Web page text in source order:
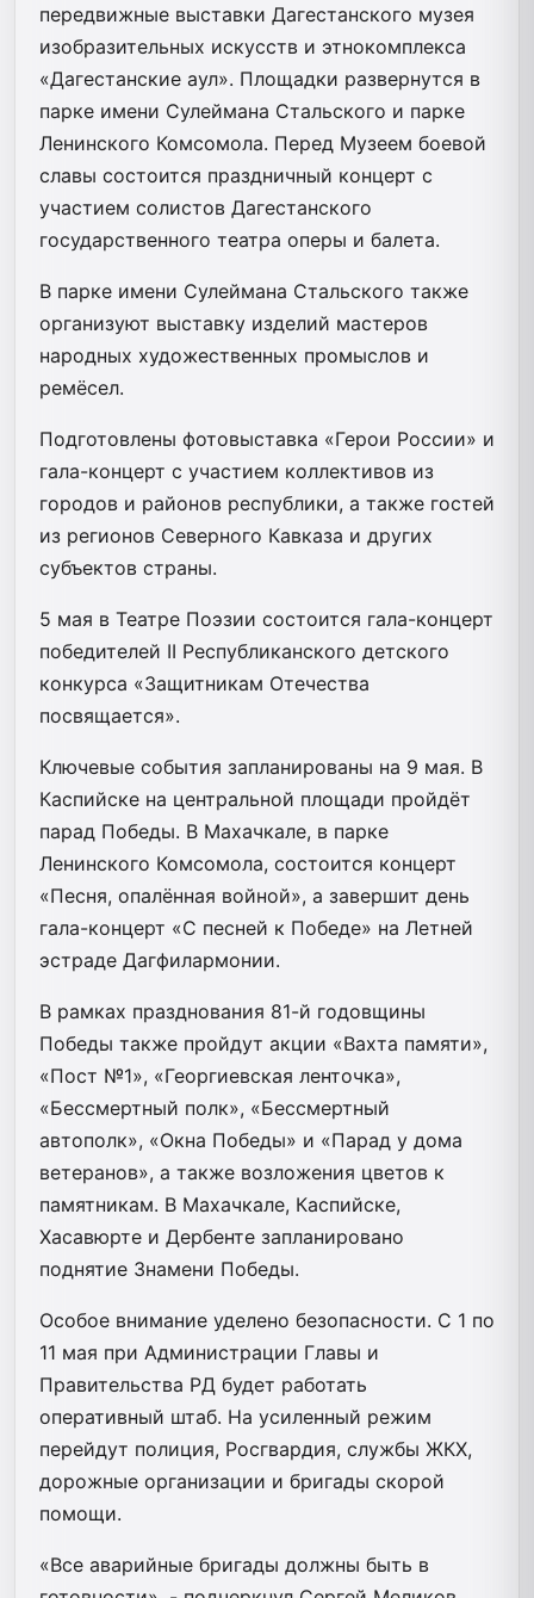
передвижные выставки Дагестанского музея
изобразительных искусств и этнокомплекса
«Дагестанские аул». Площадки развернутся в
парке имени Сулеймана Стальского и парке
Ленинского Комсомола. Перед Музеем боевой
славы состоится праздничный концерт с
участием солистов Дагестанского
государственного театра оперы и балета.
В парке имени Сулеймана Стальского также
организуют выставку изделий мастеров
народных художественных промыслов и
ремёсел.
Подготовлены фотовыставка «Герои России» и
гала-концерт с участием коллективов из
городов и районов республики, а также гостей
из регионов Северного Кавказа и других
субъектов страны.
5 мая в Театре Поэзии состоится гала-концерт
победителей II Республиканского детского
конкурса «Защитникам Отечества
посвящается».
Ключевые события запланированы на 9 мая. В
Каспийске на центральной площади пройдёт
парад Победы. В Махачкале, в парке
Ленинского Комсомола, состоится концерт
«Песня, опалённая войной», а завершит день
гала-концерт «С песней к Победе» на Летней
эстраде Дагфилармонии.
В рамках празднования 81-й годовщины
Победы также пройдут акции «Вахта памяти»,
«Пост №1», «Георгиевская ленточка»,
«Бессмертный полк», «Бессмертный
автополк», «Окна Победы» и «Парад у дома
ветеранов», а также возложения цветов к
памятникам. В Махачкале, Каспийске,
Хасавюрте и Дербенте запланировано
поднятие Знамени Победы.
Особое внимание уделено безопасности. С 1 по
11 мая при Администрации Главы и
Правительства РД будет работать
оперативный штаб. На усиленный режим
перейдут полиция, Росгвардия, службы ЖКХ,
дорожные организации и бригады скорой
помощи.
«Все аварийные бригады должны быть в